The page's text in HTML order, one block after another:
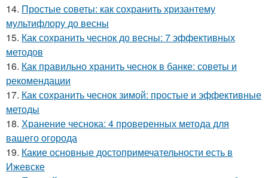
14. Простые советы: как сохранить хризантему
мультифлору до весны
15. Как сохранить чеснок до весны: 7 эффективных
методов
16. Как правильно хранить чеснок в банке: советы и
рекомендации
17. Как сохранить чеснок зимой: простые и эффективные
методы
18. Хранение чеснока: 4 проверенных метода для
вашего огорода
19. Какие основные достопримечательности есть в
Ижевске